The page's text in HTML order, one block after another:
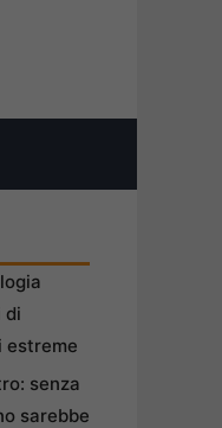
di
estreme
senza
sarebbe